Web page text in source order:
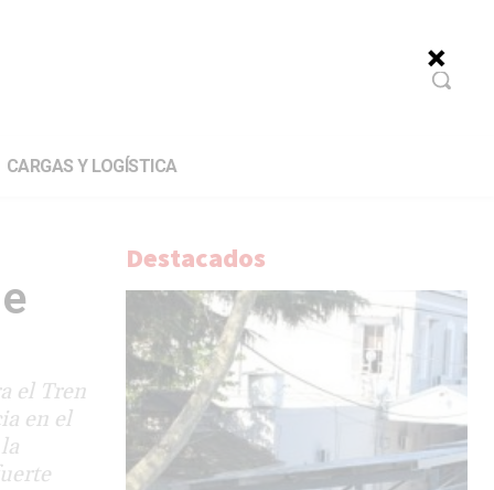
CARGAS Y LOGÍSTICA
el Tren
en el
Destacados